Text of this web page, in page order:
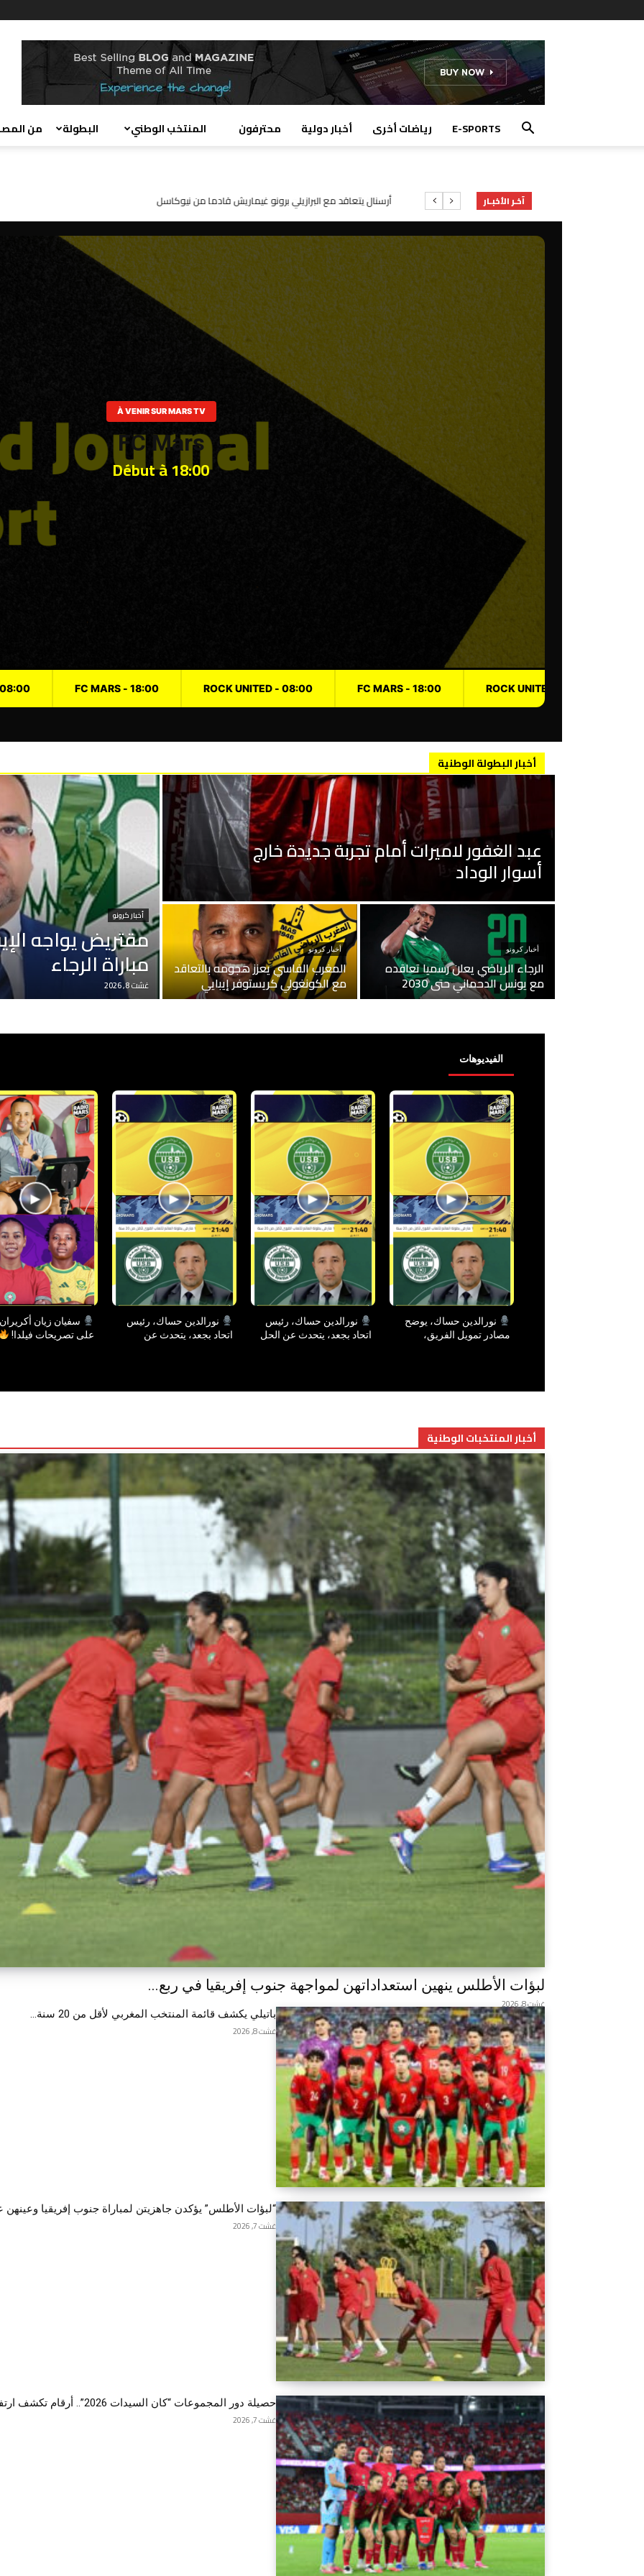
من البطولة المنتخب الوطني محترفون أخبار دولية رياضات أخرى E-SPORTS
آخـر الأخبـار دحماني يوجه رسالة لجماهير الرجاء : “سأقاتل من أجل القميص الأخضر”
À VENIR SUR MARS TV
FC Mars
Début à 18:00
08:00 - ROCK UNITED
18:00 - FC MARS
08:00 - ROCK UNITED
أخبار البطولة الوطنية
أخبار كرونو
مقتريض يواجه
مباراة الرجاء
غشت 8, 2026
عبد الغفور لاميرات أمام تجربة جديدة خارج
أسوار الوداد
أخبار كرونو
المغرب الفاسي يعزز هجومه بالتعاقد
مع الكونغولي كريستوفر إيبايي
أخبار كرونو
الرجاء الرياضي يعلن رسميا تعاقده
مع يونس الدحماني حتى 2030
الفيديوهات
▶
نورالدين حساك، يوضح
مصادر تمويل الفريق،
▶
نورالدين حساك، رئيس
اتحاد بجعد، يتحدث عن الحل
▶
نورالدين حساك، رئيس
اتحاد بجعد، يتحدث عن
▶
سفيان زيان
على تصريحات فيلدا!
أخبار المنتخبات الوطنية
لبؤات الأطلس ينهين استعداداتهن لمواجهة جنوب إفريقيا في ربع...
غشت 8, 2026
باتيلي يكشف قائمة المنتخب المغربي لأقل من 20 سنة...
غشت 8, 2026
“لبؤات الأطلس” يؤكدن جاهزيتن لمباراة جنوب إفريقيا وعينهن
غشت 7, 2026
حصيلة دور المجموعات “كان السيدات 2026”.. أرقام تكشف ارتفاعا...
غشت 7, 2026